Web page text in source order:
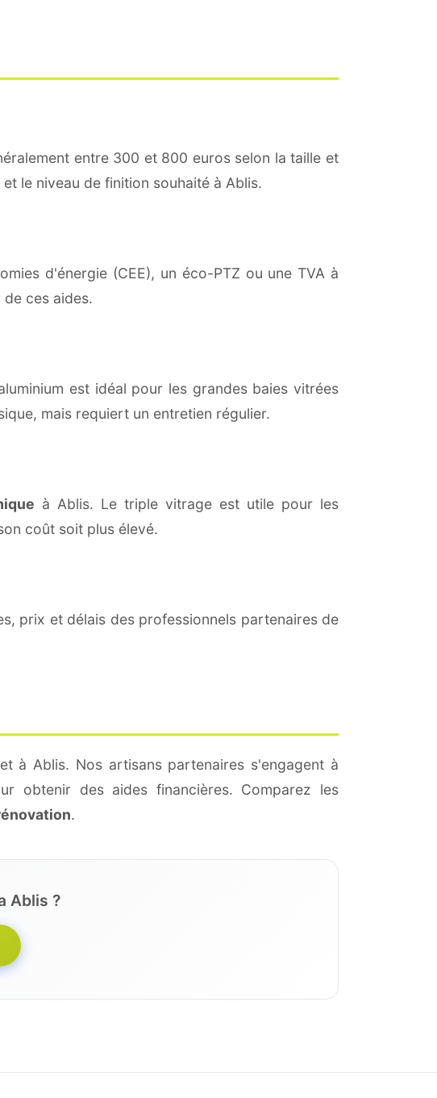
entre 300 et 800 euros selon la taille et
le niveau de finition souhaité à Ablis.
d'énergie (CEE), un éco-PTZ ou une TVA à
ces aides.
est idéal pour les grandes baies vitrées
mais requiert un entretien régulier.
à Ablis. Le triple vitrage est utile pour les
coût soit plus élevé.
prix et délais des professionnels partenaires de
à Ablis. Nos artisans partenaires s'engagent à
obtenir des aides financières. Comparez les
.
Ablis ?